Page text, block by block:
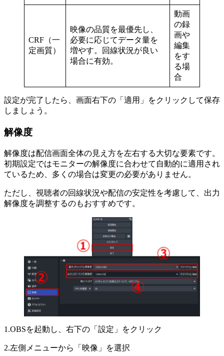
CRF（一
定画質）
映像の品質を最優先し、
必要に応じてデータ量を
増やす。回線状況が良い
場合に有効。
動画
の録
画や
編集
をす
る場
合
設定が完了したら、画面右下の「適用」をクリックして保存
しましょう。
解像度
解像度は配信画面全体の見え方を左右する大切な要素です。
初期設定ではモニターの解像度に合わせて自動的に適用され
ているため、多くの場合は変更の必要がありません。
ただし、視聴者の回線状況や配信の安定性を考慮して、出力
解像度を調整するのもおすすめです。
1.OBSを起動し、右下の「設定」をクリック
2.左側メニューから「映像」を選択